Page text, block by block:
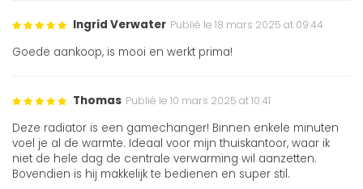
Ingrid Verwater Publié le 18 mars 2025 at 09:44
Goede aankoop, is mooi en werkt prima!
Thomas Publié le 10 mars 2025 at 10:41
Deze radiator is een gamechanger! Binnen enkele minuten
voel je al de warmte. Ideaal voor mijn thuiskantoor, waar ik
niet de hele dag de centrale verwarming wil aanzetten.
Bovendien is hij makkelijk te bedienen en super stil.